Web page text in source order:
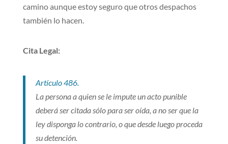
camino aunque estoy seguro que otros despachos
también lo hacen.
Cita Legal:
Artículo 486.
La persona a quien se le impute un acto punible
deberá ser citada sólo para ser oída, a no ser que la
ley disponga lo contrario, o que desde luego proceda
su detención.